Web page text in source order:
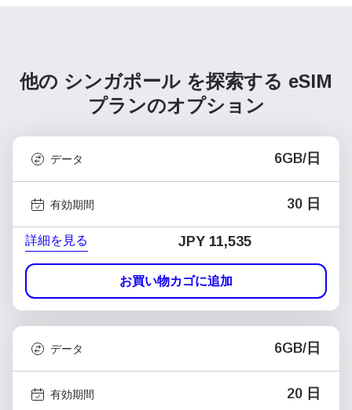
他の シンガポール を探索する eSIM
プランのオプション
データ 6GB/日
有効期間 30 日
詳細を見る JPY 11,535
お買い物カゴに追加
データ 6GB/日
有効期間 20 日